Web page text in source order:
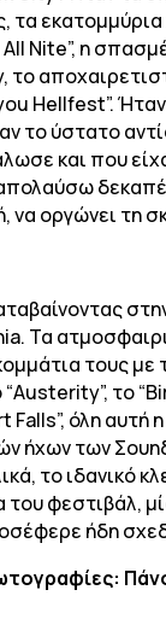
τα
All Nite”, η
το
Hellfest”.
το ύστατο
και που
να οργώνει τη
Τα
τους με
“Austerity”, το
Falls”, όλη αυτή
ήχων των
το ιδανικό
φεστιβάλ,
ήδη